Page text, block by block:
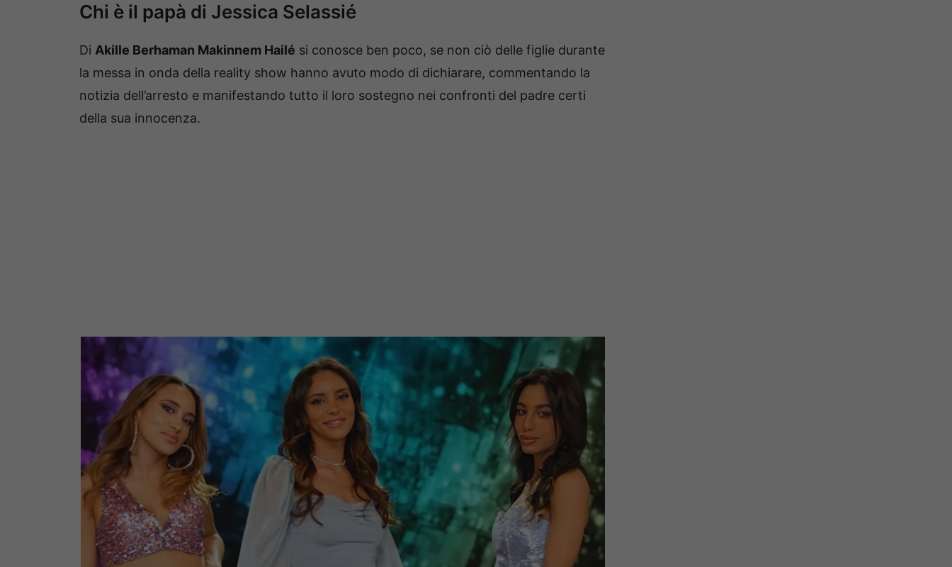
Chi è il papà di Jessica Selassié
Di Akille Berhaman Makinnem Hailé si conosce ben poco, se non ciò delle figlie durante
la messa in onda della reality show hanno avuto modo di dichiarare, commentando la
notizia dell’arresto e manifestando tutto il loro sostegno nei confronti del padre certi
della sua innocenza.